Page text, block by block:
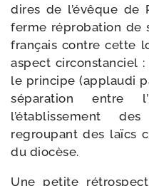
dires de l’évêque de
ferme répro­ba­tion de
fran­çais contre cette
aspect cir­cons­tan­ciel
le prin­cipe (applau­di
sépa­ra­tion entre
l’établissement
regrou­pant des laïcs
du diocèse.
Une petite